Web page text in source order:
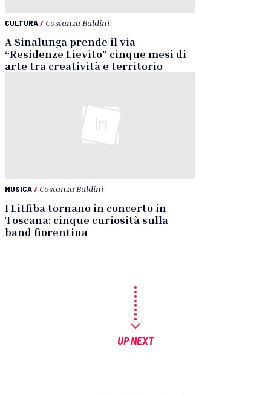
CULTURA/ Costanza Baldini
A Sinalunga prende il via
“Residenze Lievito” cinque mesi di
arte tra creatività e territorio
MUSICA/ Costanza Baldini
I Litfiba tornano in concerto in
Toscana: cinque curiosità sulla
band fiorentina
UP NEXT